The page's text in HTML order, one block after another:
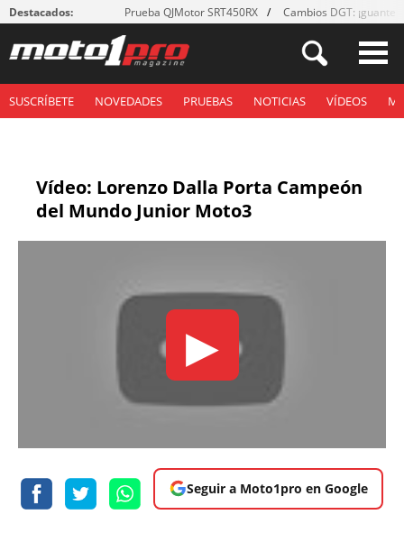
Destacados: Prueba QJMotor SRT450RX Cambios DGT: ¡guantes!
SUSCRÍBETE NOVEDADES PRUEBAS NOTICIAS VÍDEOS
Vídeo: Lorenzo Dalla Porta Campeón
del Mundo Junior Moto3
▶
Seguir a Moto1pro en Google